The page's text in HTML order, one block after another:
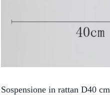
Sospensione in rattan D40 cm